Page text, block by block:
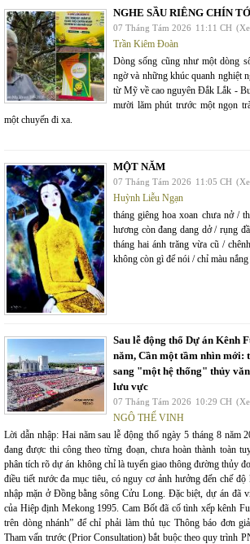
NGHE SẦU RIÊNG CHÍN
07 Tháng Tám 2026 11:11 CH
Trần Kiêm Đoàn
Dòng sống cũng như một dòng
ngờ và những khúc quanh nghiệt
từ Mỹ về cao nguyên Đắk Lắk -
mười lăm phút trước một ngọn
một chuyến đi xa.
MỘT NĂM
07 Tháng Tám 2026 11:05 CH
Huỳnh Liễu Ngạn
tháng giêng hoa xoan chưa nở /
hương còn đang dang dở / rụng
tháng hai ánh trăng vừa cũ /
không còn gì để nói / chỉ màu
Sau lễ động thổ Dự án Kênh
năm, Cần một tầm nhìn
sang "một hệ thống" thủy
lưu vực
07 Tháng Tám 2026 10:29 CH
NGÔ THẾ VINH
Lời dẫn nhập: Hai năm sau lễ động thổ ngày 5 tháng 8 năm
đang được thi công theo từng đoạn, chưa hoàn thành toàn
phân tích rõ dự án không chỉ là tuyến giao thông đường thủy
điều tiết nước đa mục tiêu, có nguy cơ ảnh hưởng đến chế
nhập mặn ở Đồng bằng sông Cửu Long. Đặc biệt, dự án đã
của Hiệp định Mekong 1995. Cam Bốt đã cố tình xếp kênh
trên dòng nhánh” để chỉ phải làm thủ tục Thông báo đơn
Tham vấn trước (Prior Consultation) bắt buộc theo quy trình